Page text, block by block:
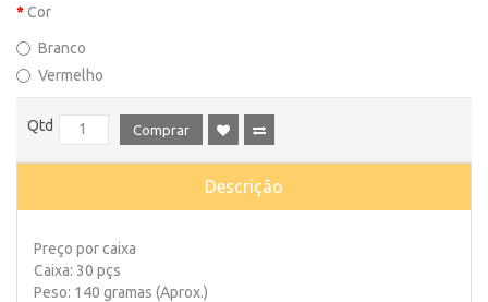
Cor
Branco
Vermelho
Qtd Comprar
Descrição
Preço por caixa
Caixa: 30 pçs
Peso: 140 gramas (Aprox.)